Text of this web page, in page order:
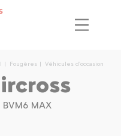
Fougères Véhicules d'occasion
BVM6 MAX